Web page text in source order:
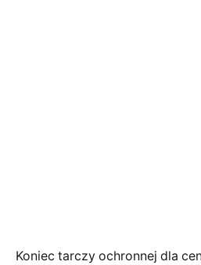
Koniec tarczy ochronnej dla